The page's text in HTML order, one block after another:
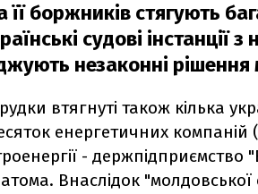
її боржників стягують
судові інстанції
незаконні рішення
втягнуті також кілька
енергетичних компаній
-
Внаслідок "молдовської